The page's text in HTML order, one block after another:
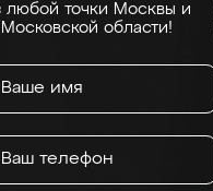
любой точки Москвы и
Московской области!